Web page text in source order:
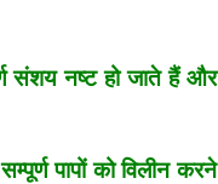
संशय नष्ट हो जाते हैं और
पापों को विलीन करने